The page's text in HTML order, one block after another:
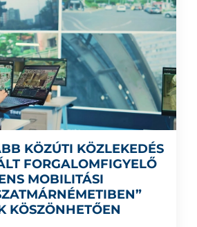
KÖZÚTI KÖZLEKEDÉS
FORGALOMFIGYELŐ
MOBILITÁSI
KÖSZÖNHETŐEN